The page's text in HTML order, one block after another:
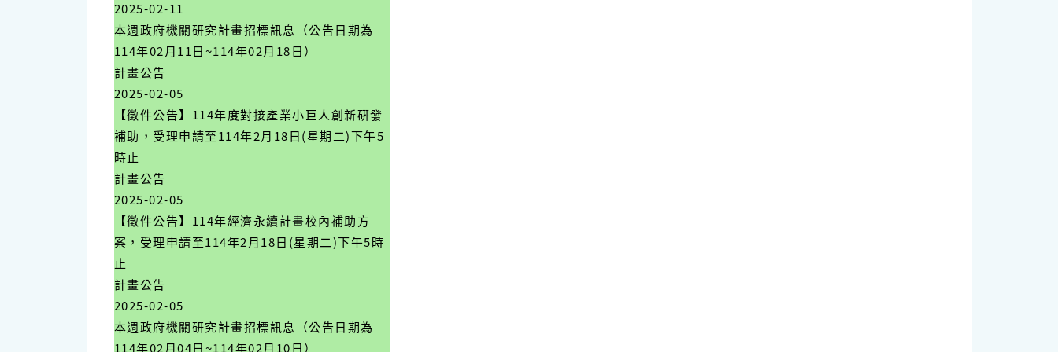
2025-02-11
本週政府機關研究計畫招標訊息（公告日期為
114年02月11日~114年02月18日）
計畫公告
2025-02-05
【徵件公告】114年度對接產業小巨人創新硏發
補助，受理申請至114年2月18日(星期二)下午5
時止
計畫公告
2025-02-05
【徵件公告】114年經濟永續計畫校內補助方
案，受理申請至114年2月18日(星期二)下午5時
止
計畫公告
2025-02-05
本週政府機關研究計畫招標訊息（公告日期為
114年02月04日~114年02月10日）